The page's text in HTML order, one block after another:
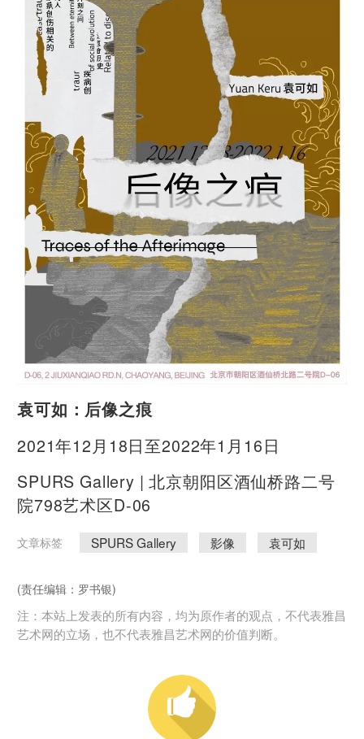
袁可如：后像之痕
2021年12月18日至2022年1月16日
SPURS Gallery | 北京朝阳区酒仙桥路二号
院798艺术区D-06
文章标签 SPURS Gallery 影像 袁可如
(责任编辑：罗书银)
注：本站上发表的所有内容，均为原作者的观点，不代表雅昌
艺术网的立场，也不代表雅昌艺术网的价值判断。